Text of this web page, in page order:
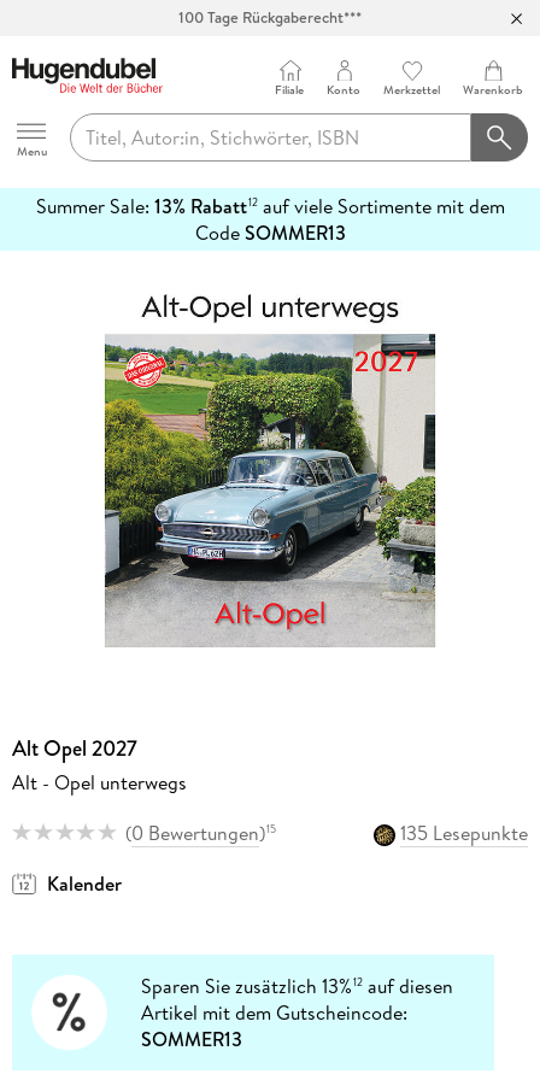
100 Tage Rückgaberecht***
Hugendubel
Menu
Filiale Konto Merkzettel Warenkorb
Summer Sale: 13% Rabatt12auf viele Sortimente mit dem
CodeSOMMER13
erfahren
Alt Opel 2027
Alt - Opel unterwegs
(0 Bewertungen)15
135 Lesepunkte
Kalender
Sparen Sie zusätzlich 13%12 auf diesen
Artikel mit dem Gutscheincode:
SOMMER13